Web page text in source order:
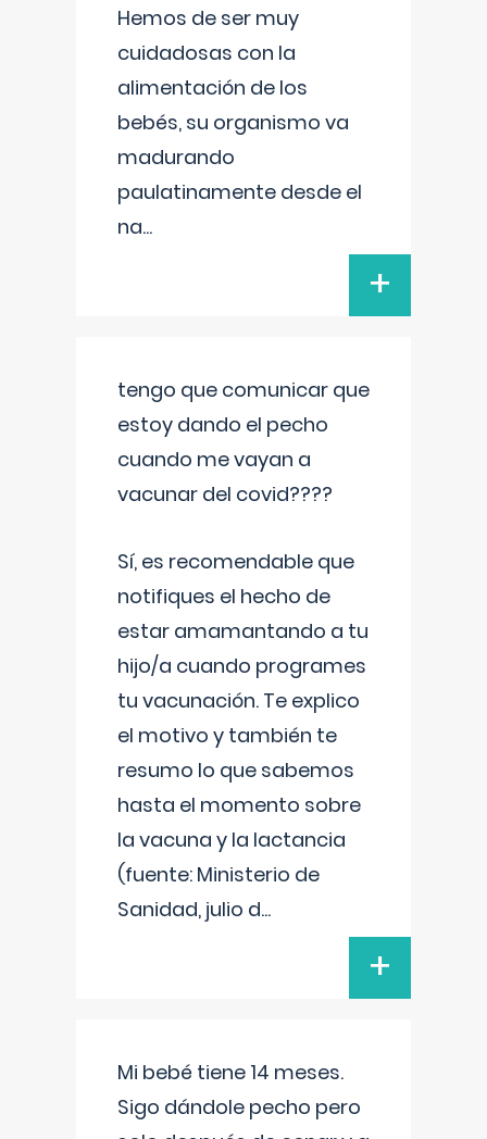
Hemos de ser muy
cuidadosas con la
alimentación de los
bebés, su organismo va
madurando
paulatinamente desde el
na...
+
tengo que comunicar que
estoy dando el pecho
cuando me vayan a
vacunar del covid????
Sí, es recomendable que
notifiques el hecho de
estar amamantando a tu
hijo/a cuando programes
tu vacunación. Te explico
el motivo y también te
resumo lo que sabemos
hasta el momento sobre
la vacuna y la lactancia
(fuente: Ministerio de
Sanidad, julio d...
+
Mi bebé tiene 14 meses.
Sigo dándole pecho pero